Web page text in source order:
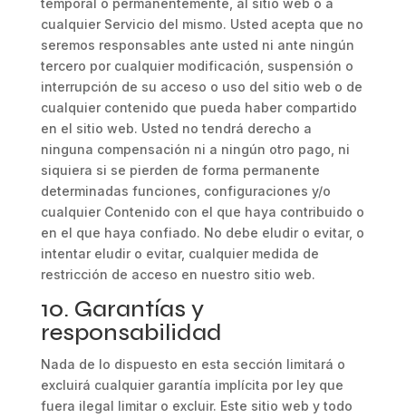
temporal o permanentemente, al sitio web o a
cualquier Servicio del mismo. Usted acepta que no
seremos responsables ante usted ni ante ningún
tercero por cualquier modificación, suspensión o
interrupción de su acceso o uso del sitio web o de
cualquier contenido que pueda haber compartido
en el sitio web. Usted no tendrá derecho a
ninguna compensación ni a ningún otro pago, ni
siquiera si se pierden de forma permanente
determinadas funciones, configuraciones y/o
cualquier Contenido con el que haya contribuido o
en el que haya confiado. No debe eludir o evitar, o
intentar eludir o evitar, cualquier medida de
restricción de acceso en nuestro sitio web.
10. Garantías y
responsabilidad
Nada de lo dispuesto en esta sección limitará o
excluirá cualquier garantía implícita por ley que
fuera ilegal limitar o excluir. Este sitio web y todo